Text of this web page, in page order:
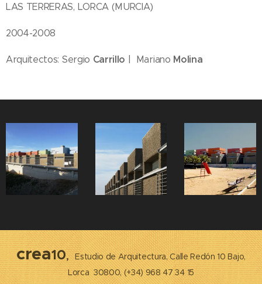
LAS TERRERAS, LORCA (MURCIA)
2004-2008
Arquitectos: Sergio Carrillo | Mariano Molina
crea10,Estudio de Arquitectura, Calle Redón 10 Bajo,
Lorca 30800, (+34) 968 47 34 15